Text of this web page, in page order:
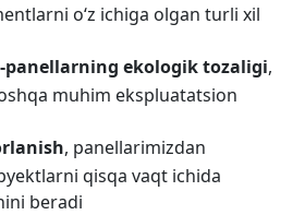
o‘z ichiga olgan turli xil
panellarning ekologik tozaligi,
muhim ekspluatatsion
, panellarimizdan
qisqa vaqt ichida
beradi